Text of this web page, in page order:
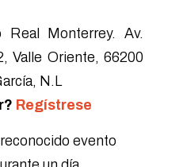
Real Monterrey. Av.
Valle Oriente, 66200
N.L
Regístrese
evento